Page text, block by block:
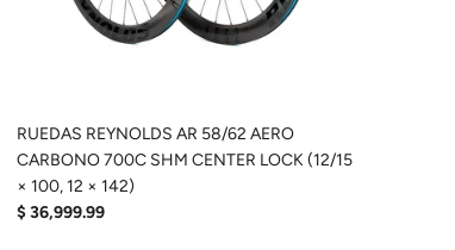
RUEDAS REYNOLDS AR 58/62 AERO
CARBONO 700C SHM CENTER LOCK (12/15
× 100, 12 × 142)
$ 36,999.99